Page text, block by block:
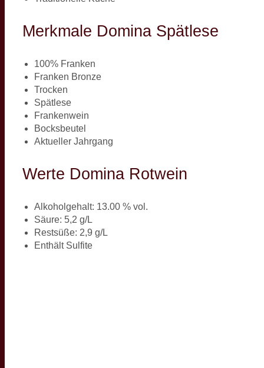
Merkmale Domina Spätlese
100% Franken
Franken Bronze
Trocken
Spätlese
Frankenwein
Bocksbeutel
Aktueller Jahrgang
Werte Domina Rotwein
Alkoholgehalt: 13.00 % vol.
Säure: 5,2 g/L
Restsüße: 2,9 g/L
Enthält Sulfite